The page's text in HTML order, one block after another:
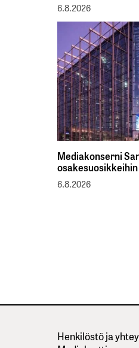
6.8.2026
Mediakonserni
osakesuosikkeihin
6.8.2026
Henkilöstö ja